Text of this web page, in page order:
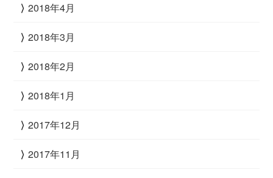
2018年4月
2018年3月
2018年2月
2018年1月
2017年12月
2017年11月